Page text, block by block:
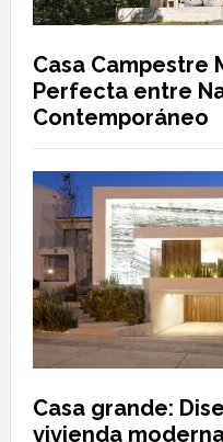
Casa Campestre
Perfecta entre
Contemporáneo
Casa grande:
vivienda